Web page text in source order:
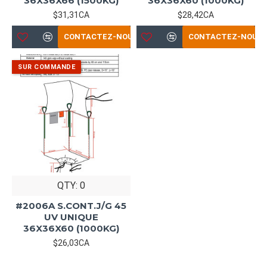
$31,31CA
CONTACTEZ-NOUS
$28,42CA
CONTACTEZ-NOUS
QTY: 0
#2006A S.CONT.J/G 45
UV UNIQUE
36X36X60 (1000KG)
$26,03CA